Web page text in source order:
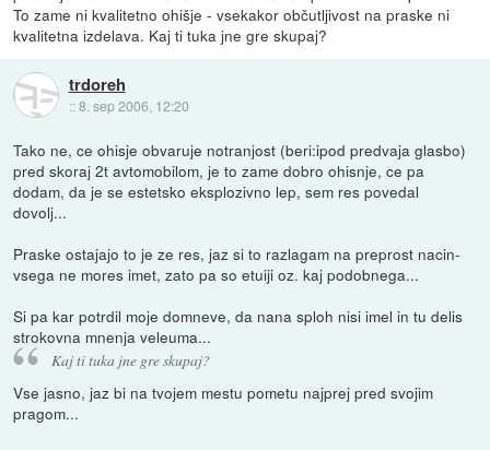
To zame ni kvalitetno ohišje - vsekakor občutljivost na praske ni
kvalitetna izdelava. Kaj ti tuka jne gre skupaj?
trdoreh
::8. sep 2006, 12:20
Tako ne, ce ohisje obvaruje notranjost (beri:ipod predvaja glasbo)
pred skoraj 2t avtomobilom, je to zame dobro ohisnje, ce pa
dodam, da je se estetsko eksplozivno lep, sem res povedal
dovolj...
Praske ostajajo to je ze res, jaz si to razlagam na preprost nacin-
vsega ne mores imet, zato pa so etuiji oz. kaj podobnega...
Si pa kar potrdil moje domneve, da nana sploh nisi imel in tu delis
strokovna mnenja veleuma...
Kaj ti tuka jne gre skupaj?
Vse jasno, jaz bi na tvojem mestu pometu najprej pred svojim
pragom...